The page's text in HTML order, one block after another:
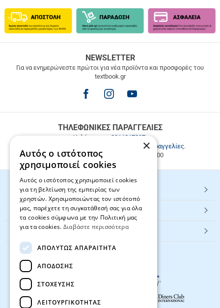
ΜΕΤΑΦΟΡΙΚΑ
άνω
NEWSLETTER
Για να ενημερώνεστε πρώτοι για νέα προϊόντα και προσφορές του
textbook.gr
ΤΗΛΕΦΩΝΙΚΕΣ ΠΑΡΑΓΓΕΛΙΕΣ
Καλέστε μας2811217297.
Εξυπηρέτηση πελατών & τηλεφωνικές παραγγελίες.
Δευ. - Παρ. 9:00-17:00, Σάβ. 9:00-15:00
HOT ΚΑΤΗΓΟΡΙΕΣ
ΕΞΥΠΗΡΕΤΗΣΗ ΠΕΛΑΤΩΝ
Textbook.gr
×
Αυτός ο ιστότοπος
χρησιμοποιεί cookies
Αυτός ο ιστότοπος χρησιμοποιεί cookies
για τη βελτίωση της εμπειρίας των
χρηστών. Χρησιμοποιώντας τον ιστότοπό
μας, παρέχετε τη συγκατάθεσή σας για όλα
τα cookies σύμφωνα με την Πολιτική μας
για τα cookies. Διαβάστε περισσότερα
ΑΠΟΛΎΤΩΣ ΑΠΑΡΑΊΤΗΤΑ
ΑΠΌΔΟΣΗΣ
ΣΤΌΧΕΥΣΗΣ
ΛΕΙΤΟΥΡΓΙΚΌΤΗΤΑΣ